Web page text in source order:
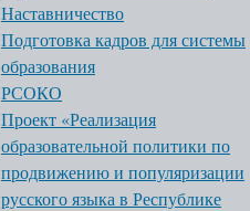
Наставничество
Подготовка кадров для системы
образования
РСОКО
Проект «Реализация
образовательной политики по
продвижению и популяризации
русского языка в Республике